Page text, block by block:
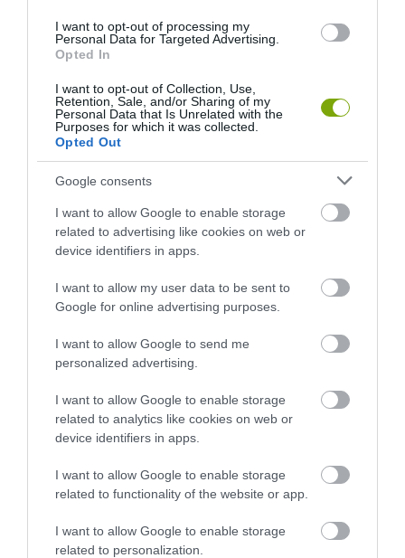
I want to opt-out of processing my
Personal Data for Targeted Advertising.
Opted In
I want to opt-out of Collection, Use,
Retention, Sale, and/or Sharing of my
Personal Data that Is Unrelated with the
Purposes for which it was collected.
Opted Out
Google consents
I want to allow Google to enable storage
related to advertising like cookies on web or
device identifiers in apps.
I want to allow my user data to be sent to
Google for online advertising purposes.
I want to allow Google to send me
personalized advertising.
I want to allow Google to enable storage
related to analytics like cookies on web or
device identifiers in apps.
I want to allow Google to enable storage
related to functionality of the website or app.
I want to allow Google to enable storage
related to personalization.
A TERMÉSZET NEM SZERETI
VÁLTOZATOS NÖVÉNYZET
2026-07-31
MEGINT FINOMAN JELEZTE:
KORAI MÉG MINDENTUDÓNAK
HINNI MAGUNKAT
A NÖVÉNYEK IS KÖLTÖZNEK
A KLÍMÁVAL: JÖNNEK AZ ÚJ
BŐRÖNDDEL
EGY ÖREG TÖLGY NEM CSAK
FA, HANEM TÁRSASHÁZ,
EGYSZERRE